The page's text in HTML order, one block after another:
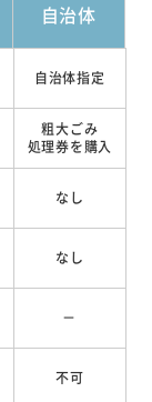
自治体
自治体指定
粗大ごみ
処理券を購入
なし
なし
－
不可